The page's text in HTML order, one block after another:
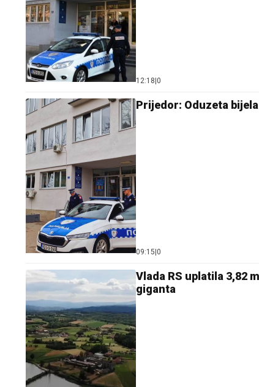
12:18 0
Prijedor: Oduzeta
09:15 0
Vlada RS uplatila 3,82
giganta